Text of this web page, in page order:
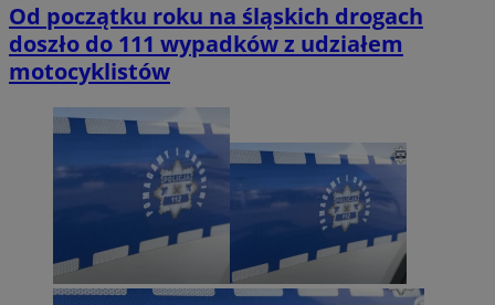
Od początku roku na śląskich drogach
doszło do 111 wypadków z udziałem
motocyklistów